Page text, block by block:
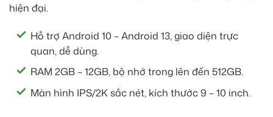
hiện đại.
Hỗ trợ Android 10 – Android 13, giao diện trực
quan, dễ dùng.
RAM 2GB – 12GB, bộ nhớ trong lên đến 512GB.
Màn hình IPS/2K sắc nét, kích thước 9 – 10 inch.